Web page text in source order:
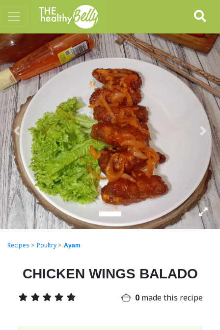
Previous Next
Recipes > Poultry > Ayam
CHICKEN WINGS BALADO
0 made this recipe